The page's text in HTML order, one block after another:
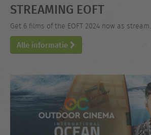
STREAMING EOFT
Get 6 films of the EOFT 2024 now as stream.
Alle informatie